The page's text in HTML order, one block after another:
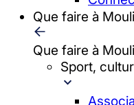
Que faire à
Que faire à
Sport,